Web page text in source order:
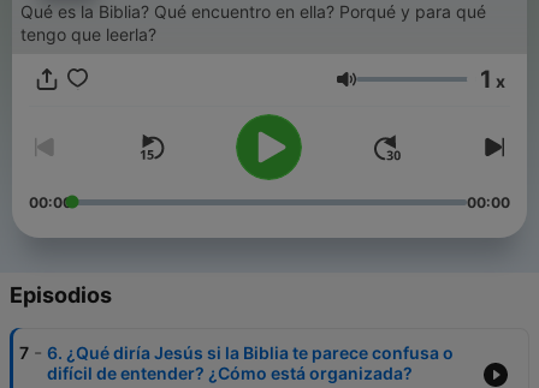
Qué es la Biblia? Qué encuentro en ella? Porqué y para qué
tengo que leerla?
Volumen 1 x
00:00 00:00
Episodios
7 - 6. ¿Qué diría Jesús si la Biblia te parece confusa o
difícil de entender? ¿Cómo está organizada?